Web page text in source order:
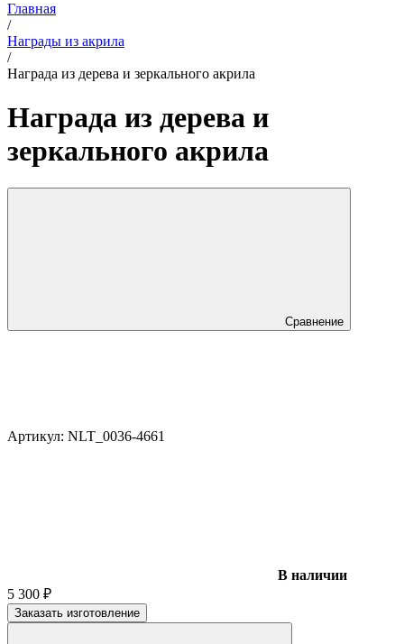
Главная
/
Награды из акрила
/
Награда из дерева и зеркального акрила
Награда из дерева и
зеркального акрила
Сравнение
Артикул: NLT_0036-4661
В наличии
5 300 ₽
Заказать изготовление